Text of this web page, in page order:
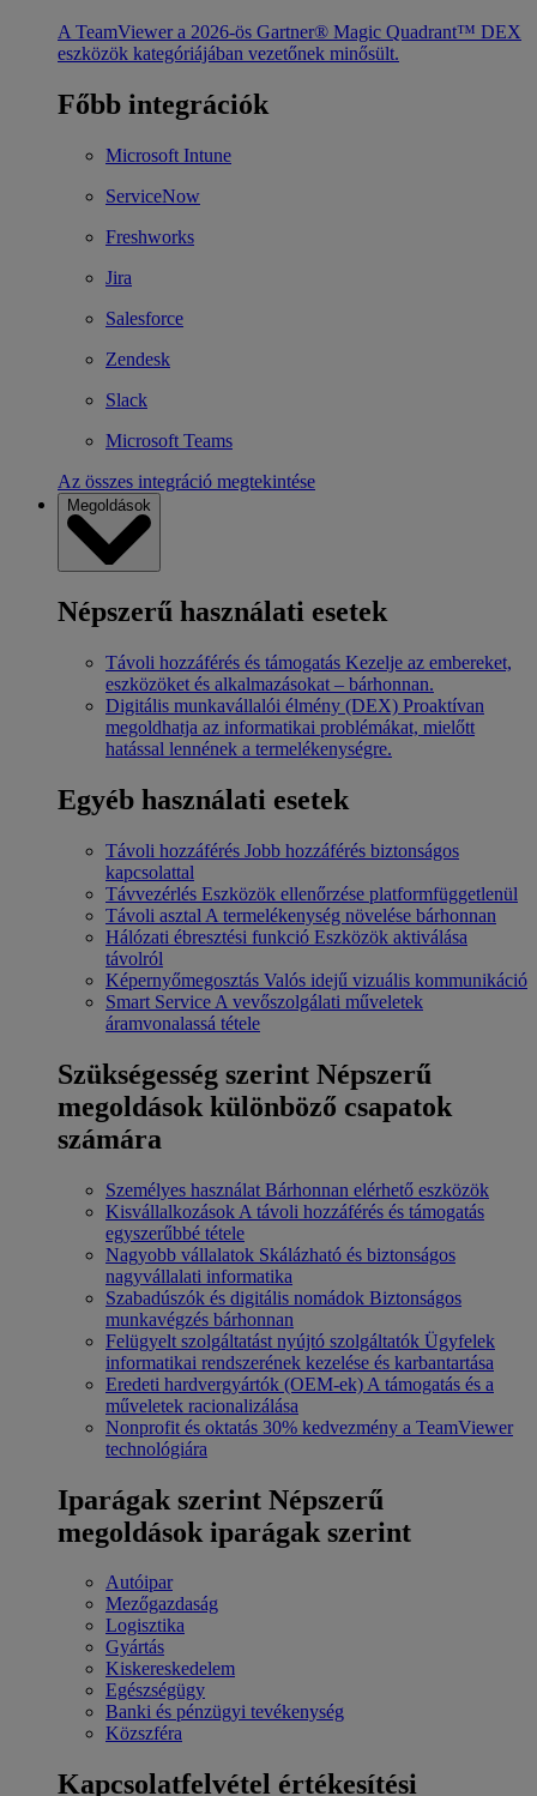
A TeamViewer a 2026-ös Gartner® Magic Quadrant™ DEX
eszközök kategóriájában vezetőnek minősült.
Főbb integrációk
Microsoft Intune
ServiceNow
Freshworks
Jira
Salesforce
Zendesk
Slack
Microsoft Teams
Az összes integráció megtekintése
Megoldások
Népszerű használati esetek
Távoli hozzáférés és támogatás Kezelje az embereket,
eszközöket és alkalmazásokat – bárhonnan.
Digitális munkavállalói élmény (DEX) Proaktívan
megoldhatja az informatikai problémákat, mielőtt
hatással lennének a termelékenységre.
Egyéb használati esetek
Távoli hozzáférés Jobb hozzáférés biztonságos
kapcsolattal
Távvezérlés Eszközök ellenőrzése platformfüggetlenül
Távoli asztal A termelékenység növelése bárhonnan
Hálózati ébresztési funkció Eszközök aktiválása
távolról
Képernyőmegosztás Valós idejű vizuális kommunikáció
Smart Service A vevőszolgálati műveletek
áramvonalassá tétele
Szükségesség szerint Népszerű
megoldások különböző csapatok
számára
Személyes használat Bárhonnan elérhető eszközök
Kisvállalkozások A távoli hozzáférés és támogatás
egyszerűbbé tétele
Nagyobb vállalatok Skálázható és biztonságos
nagyvállalati informatika
Szabadúszók és digitális nomádok Biztonságos
munkavégzés bárhonnan
Felügyelt szolgáltatást nyújtó szolgáltatók Ügyfelek
informatikai rendszerének kezelése és karbantartása
Eredeti hardvergyártók (OEM-ek) A támogatás és a
műveletek racionalizálása
Nonprofit és oktatás 30% kedvezmény a TeamViewer
technológiára
Iparágak szerint Népszerű
megoldások iparágak szerint
Autóipar
Mezőgazdaság
Logisztika
Gyártás
Kiskereskedelem
Egészségügy
Banki és pénzügyi tevékenység
Közszféra
Kapcsolatfelvétel értékesítési